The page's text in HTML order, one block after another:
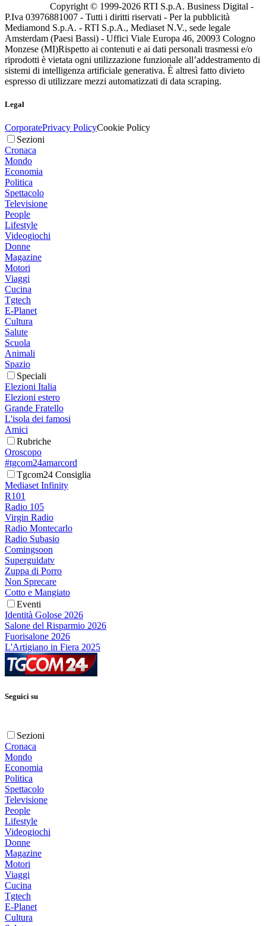
Copyright © 1999-2026 RTI S.p.A. Business Digital -
P.Iva 03976881007 - Tutti i diritti riservati - Per la pubblicità
Mediamond S.p.A. - RTI S.p.A., Mediaset N.V., sede legale
Amsterdam (Paesi Bassi) - Uffici Viale Europa 46, 20093 Cologno
Monzese (MI)Rispetto ai contenuti e ai dati personali trasmessi e/o
riprodotti è vietata ogni utilizzazione funzionale all’addestramento di
sistemi di intelligenza artificiale generativa. È altresì fatto divieto
espresso di utilizzare mezzi automatizzati di data scraping.
Legal
CorporatePrivacy PolicyCookie Policy
Sezioni
Cronaca
Mondo
Economia
Politica
Spettacolo
Televisione
People
Lifestyle
Videogiochi
Donne
Magazine
Motori
Viaggi
Cucina
Tgtech
E-Planet
Cultura
Salute
Scuola
Animali
Spazio
Speciali
Elezioni Italia
Elezioni estero
Grande Fratello
L'isola dei famosi
Amici
Rubriche
Oroscopo
#tgcom24amarcord
Tgcom24 Consiglia
Mediaset Infinity
R101
Radio 105
Virgin Radio
Radio Montecarlo
Radio Subasio
Comingsoon
Superguidatv
Zuppa di Porro
Non Sprecare
Cotto e Mangiato
Eventi
Identità Golose 2026
Salone del Risparmio 2026
Fuorisalone 2026
L'Artigiano in Fiera 2025
Seguici su
Sezioni
Cronaca
Mondo
Economia
Politica
Spettacolo
Televisione
People
Lifestyle
Videogiochi
Donne
Magazine
Motori
Viaggi
Cucina
Tgtech
E-Planet
Cultura